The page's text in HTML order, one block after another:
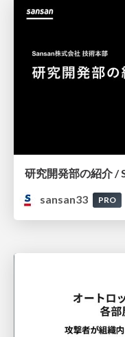
研究開発部の紹介 /
sansan33
PRO